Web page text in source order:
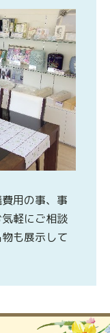
用の事、事
軽にご相談
も展示して